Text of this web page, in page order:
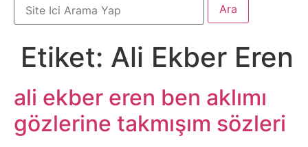
Arabalar
Bankacılık
İşlemleri
Belgesel
Etiket: Ali Ekber Eren
ali ekber eren ben aklımı
gözlerine takmışım sözleri